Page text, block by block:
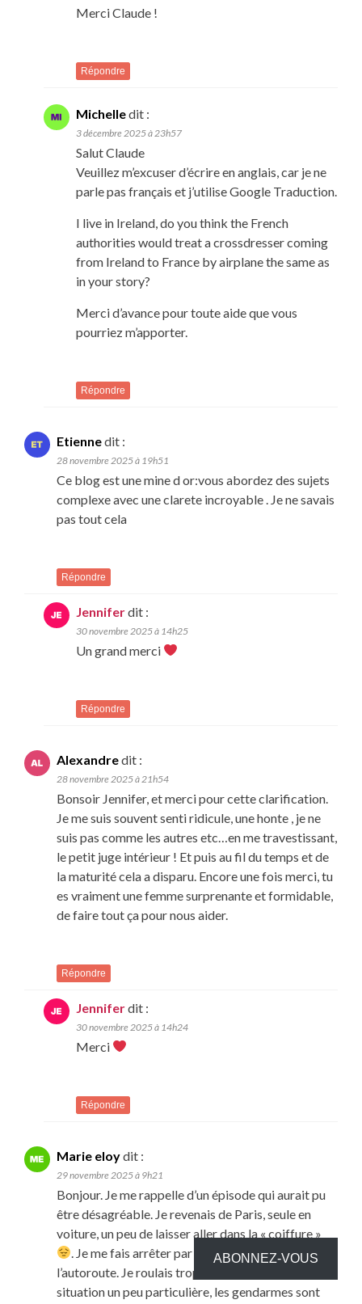
Merci Claude !
Répondre
Michelledit :
3 décembre 2025 à 23h57
Salut Claude
Veuillez m’excuser d’écrire en anglais, car je ne
parle pas français et j’utilise Google Traduction.
I live in Ireland, do you think the French
authorities would treat a crossdresser coming
from Ireland to France by airplane the same as
in your story?
Merci d’avance pour toute aide que vous
pourriez m’apporter.
Répondre
Etiennedit :
28 novembre 2025 à 19h51
Ce blog est une mine d or:vous abordez des sujets
complexe avec une clarete incroyable . Je ne savais
pas tout cela
Répondre
Jenniferdit :
30 novembre 2025 à 14h25
Un grand merci
Répondre
Alexandredit :
28 novembre 2025 à 21h54
Bonsoir Jennifer, et merci pour cette clarification.
Je me suis souvent senti ridicule, une honte , je ne
suis pas comme les autres etc…en me travestissant,
le petit juge intérieur ! Et puis au fil du temps et de
la maturité cela a disparu. Encore une fois merci, tu
es vraiment une femme surprenante et formidable,
de faire tout ça pour nous aider.
Répondre
Jenniferdit :
30 novembre 2025 à 14h24
Merci
Répondre
Marie eloydit :
29 novembre 2025 à 9h21
Bonjour. Je me rappelle d’un épisode qui aurait pu
être désagréable. Je revenais de Paris, seule en
voiture, un peu de laisser aller dans la « coiffure »
. Je me fais arrêter par une patrouille sur
l’autoroute. Je roulais trop vite. Et malgré la
situation un peu particulière, les gendarmes sont
ABONNEZ-VOUS